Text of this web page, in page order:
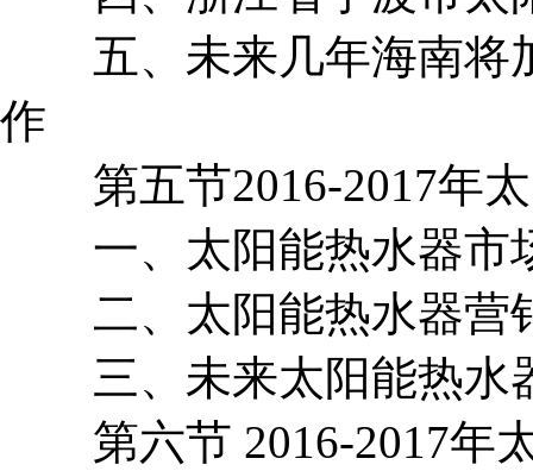
五、未来几年海南将
作
第五节2016-2017年太
一、太阳能热水器市
二、太阳能热水器营
三、未来太阳能热水
第六节 2016-2017年